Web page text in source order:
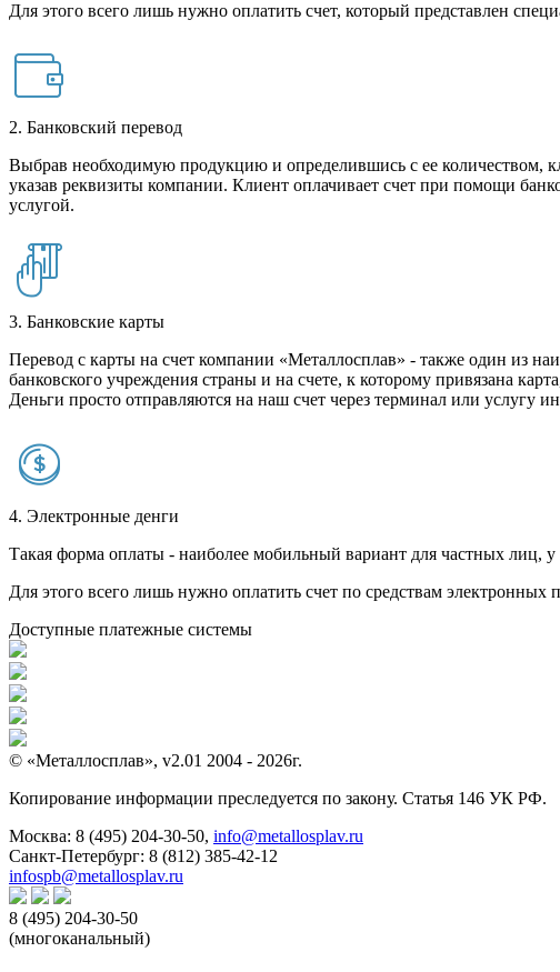
Для этого всего лишь нужно оплатить счет, который представлен
2. Банковский перевод
Выбрав необходимую продукцию и определившись с ее количеством,
указав реквизиты компании. Клиент оплачивает счет при помощи
услугой.
3. Банковские карты
Перевод с карты на счет компании «Металлосплав» - также один из
банковского учреждения страны и на счете, к которому привязана
Деньги просто отправляются на наш счет через терминал или услугу
4. Электронные денги
Такая форма оплаты - наиболее мобильный вариант для частных лиц, у
Для этого всего лишь нужно оплатить счет по средствам
Доступные платежные системы
© «Металлосплав», v2.01 2004 - 2026г.
Копирование информации преследуется по закону. Статья 146 УК РФ.
Москва: 8 (495) 204-30-50, info@metallosplav.ru
Санкт-Петербург: 8 (812) 385-42-12
infospb@metallosplav.ru
8 (495) 204-30-50
(многоканальный)